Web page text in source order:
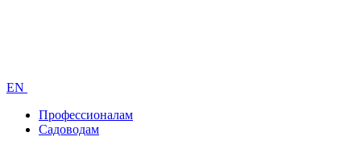
EN
Профессионалам
Садоводам